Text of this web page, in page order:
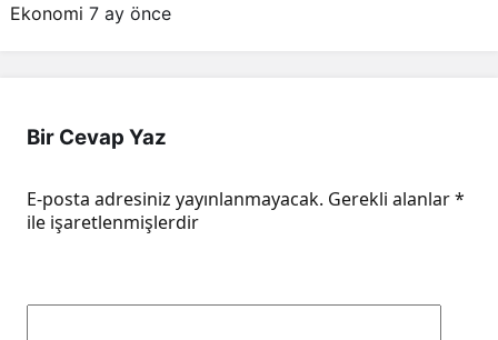
Ekonomi 7 ay önce
Bir Cevap Yaz
E-posta adresiniz yayınlanmayacak. Gerekli alanlar*
ile işaretlenmişlerdir